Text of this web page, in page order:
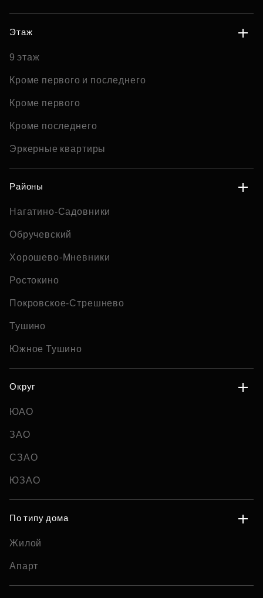
Этаж
9 этаж
Кроме первого и последнего
Кроме первого
Кроме последнего
Эркерные квартиры
Районы
Нагатино-Садовники
Обручевский
Хорошево-Мневники
Ростокино
Покровское-Стрешнево
Тушино
Южное Тушино
Округ
ЮАО
ЗАО
СЗАО
ЮЗАО
По типу дома
Жилой
Апарт